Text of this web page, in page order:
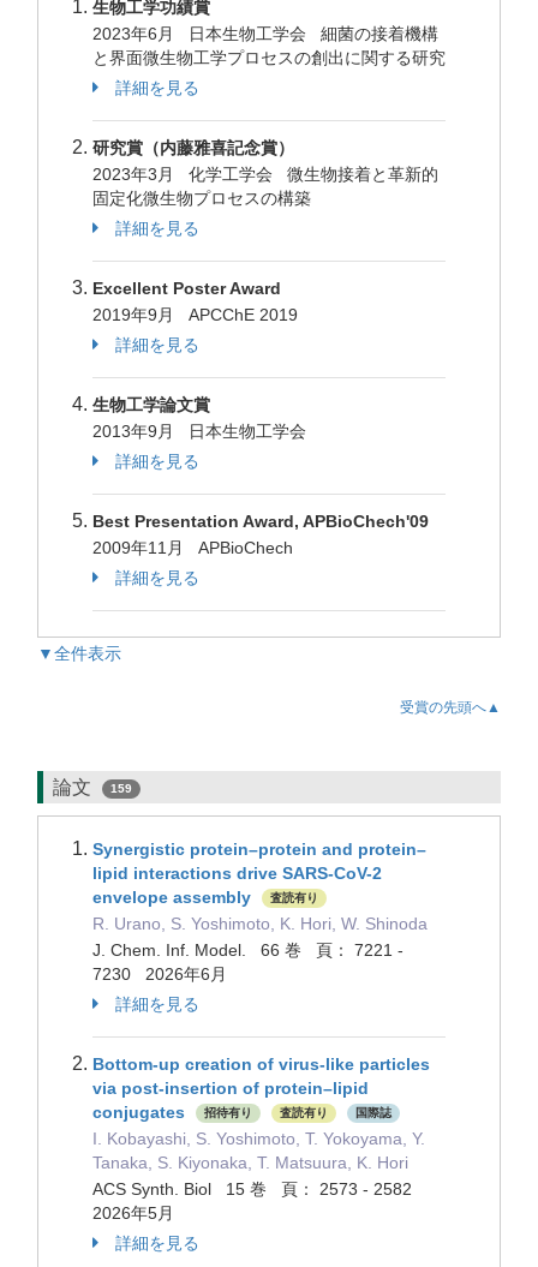
生物工学功績賞
2023年6月 日本生物工学会 細菌の接着機構
と界面微生物工学プロセスの創出に関する研究
詳細を見る
研究賞（内藤雅喜記念賞）
2023年3月 化学工学会 微生物接着と革新的
固定化微生物プロセスの構築
詳細を見る
Excellent Poster Award
2019年9月 APCChE 2019
詳細を見る
生物工学論文賞
2013年9月 日本生物工学会
詳細を見る
Best Presentation Award, APBioChech'09
2009年11月 APBioChech
詳細を見る
▼全件表示
受賞の先頭へ▲
論文 159
Synergistic protein–protein and protein–
lipid interactions drive SARS-CoV-2
envelope assembly
査読有り
R. Urano, S. Yoshimoto, K. Hori, W. Shinoda
J. Chem. Inf. Model. 66 巻 頁： 7221 -
7230 2026年6月
詳細を見る
Bottom-up creation of virus-like particles
via post-insertion of protein–lipid
conjugates
招待有り 査読有り 国際誌
I. Kobayashi, S. Yoshimoto, T. Yokoyama, Y.
Tanaka, S. Kiyonaka, T. Matsuura, K. Hori
ACS Synth. Biol 15 巻 頁： 2573 - 2582
2026年5月
詳細を見る